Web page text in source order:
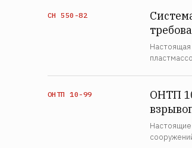
СН 550-82
Настоящая
ОНТП 10-99
ОНТП